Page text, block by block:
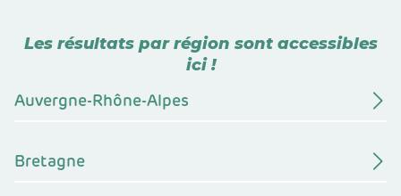
Les résultats par région sont accessibles
ici !
Auvergne-Rhône-Alpes
Bretagne